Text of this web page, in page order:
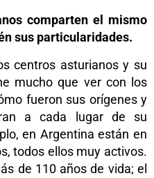
comparten el mismo
sus particularidades.
centros asturianos y su
mucho que ver con los
fueron sus orígenes y
a cada lugar de su
en Argentina están en
todos ellos muy activos.
de 110 años de vida; el